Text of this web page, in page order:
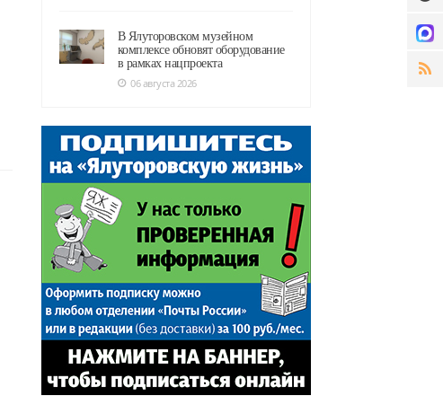
В Ялуторовском музейном
комплексе обновят оборудование
в рамках нацпроекта
06 августа 2026